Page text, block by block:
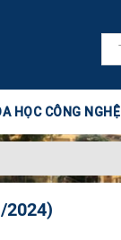
HỌC CÔNG NGHỆ
2024)